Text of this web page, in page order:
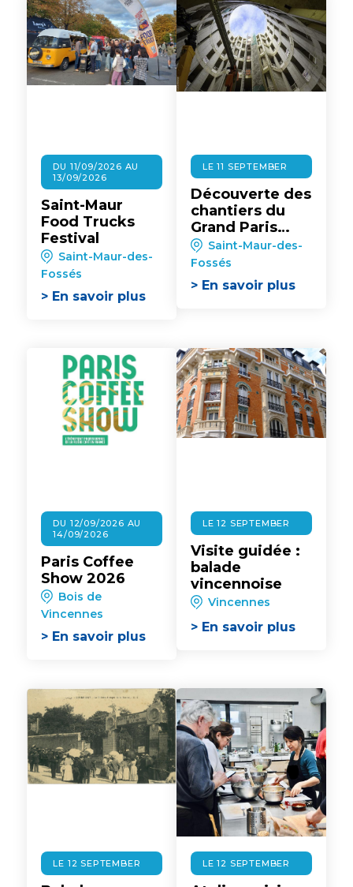
DU 11/09/2026 AU
13/09/2026
Saint-Maur
Food Trucks
Festival
Saint-Maur-des-
Fossés
> En savoir plus
LE 11 SEPTEMBER
Découverte des
chantiers du
Grand Paris
Express - gare
Saint-Maur
Créteil
Saint-Maur-des-
Fossés
> En savoir plus
DU 12/09/2026 AU
14/09/2026
Paris Coffee
Show 2026
Bois de
Vincennes
> En savoir plus
LE 12 SEPTEMBER
Visite guidée :
balade
vincennoise
Vincennes
> En savoir plus
LE 12 SEPTEMBER LE 12 SEPTEMBER